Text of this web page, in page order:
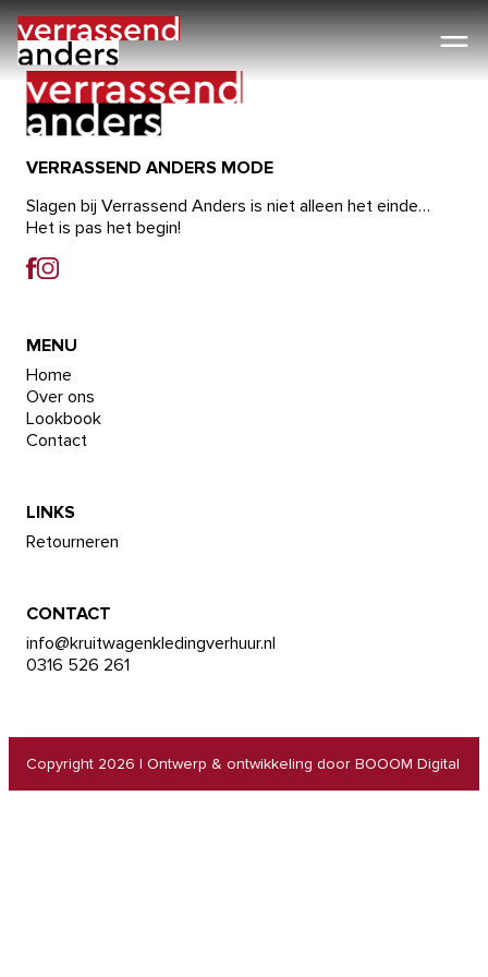
Ga
naar
de
inhoud
VERRASSEND ANDERS MODE
Slagen bij Verrassend Anders is niet alleen het einde…
Het is pas het begin!
MENU
Home
Over ons
Lookbook
Contact
LINKS
Retourneren
CONTACT
info@kruitwagenkledingverhuur.nl
0316 526 261
Copyright 2026 | Ontwerp & ontwikkeling door BOOOM Digital